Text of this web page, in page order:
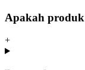
Apakah
+